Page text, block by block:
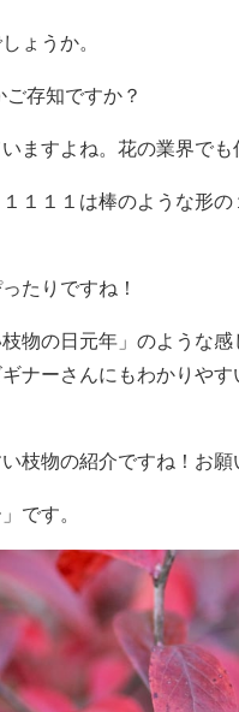
ょうか。
存知ですか？
ますよね。花の業界でも
１１１は棒のような形
たりですね！
物の日元年」のような
ナーさんにもわかりや
枝物の紹介ですね！お願
です。